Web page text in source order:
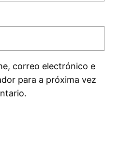
correo electrónico e
para a próxima vez